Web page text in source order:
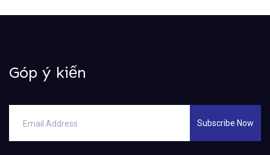
Góp ý kiến
Subscribe Now